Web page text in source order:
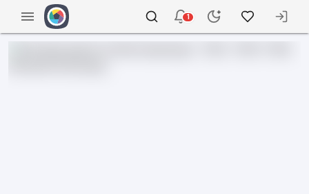
1